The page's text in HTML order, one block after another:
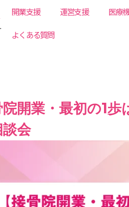
開業支援 運営支援
医療
よくある質問
院開業・最初の1
会